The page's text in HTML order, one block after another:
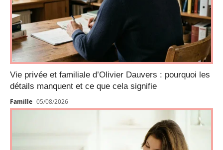
Vie privée et familiale d’Olivier Dauvers : pourquoi les
détails manquent et ce que cela signifie
Famille 05/08/2026